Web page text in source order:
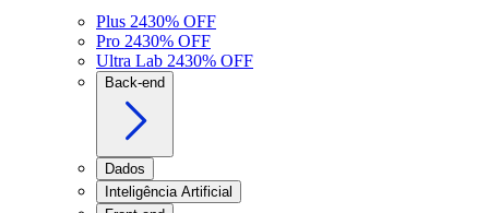
Plus 2430% OFF
Pro 2430% OFF
Ultra Lab 2430% OFF
Back-end
Dados
Inteligência Artificial